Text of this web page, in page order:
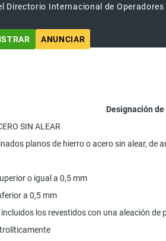
Directorio Internacional de Operadores
ANUNCIAR
Designación
SIN ALEAR
planos de hierro o acero sin alear, de
o igual a 0,5 mm
a 0,5 mm
los revestidos con una aleación de